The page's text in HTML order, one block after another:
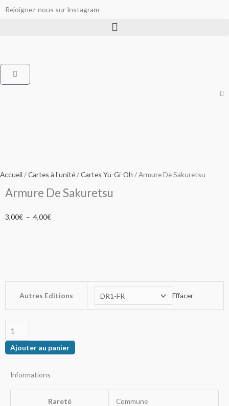
AllerRejoignez-nous sur Instagram
Panier
Accueil /Cartes à l'unité/Cartes Yu-Gi-Oh / Armure De Sakuretsu
Armure De Sakuretsu
3,00€ – 4,00€Plage
4,00€
Autres Editions
Effacer
Armure
Sakuretsu
Ajouter au panier
Informations
Rareté Commune